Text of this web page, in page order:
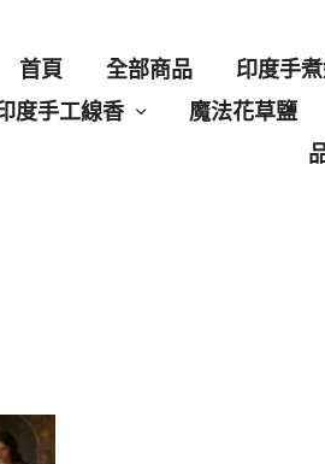
首頁 全部商品 印度手
度手工線香
魔法花草鹽